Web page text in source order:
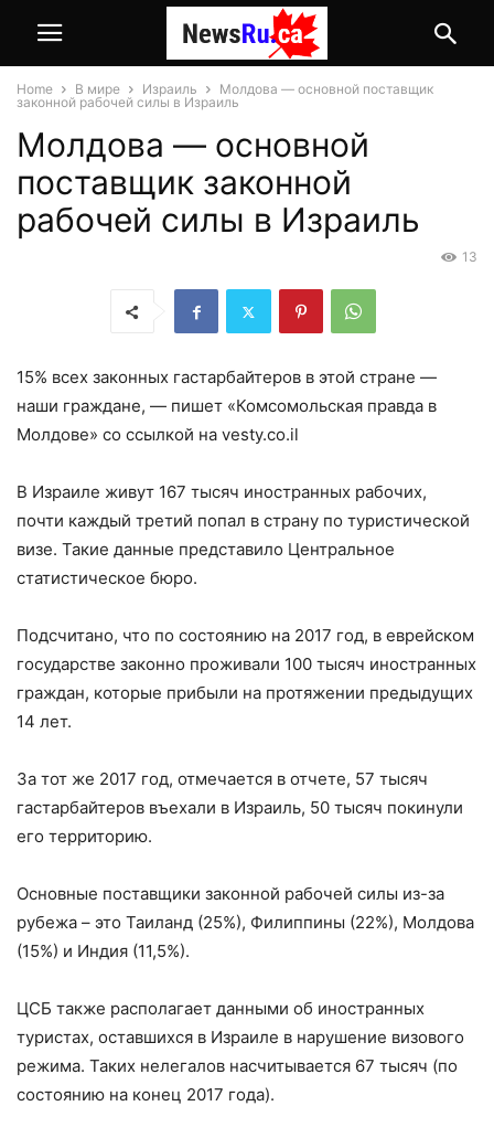
Home В мире Израиль
Молдова — основной поставщик
законной рабочей силы в Израиль
Молдова — основной
поставщик законной
рабочей силы в Израиль
13
15% всех законных гастарбайтеров в этой стране —
наши граждане, — пишет «Комсомольская правда в
Молдове» со ссылкой на vesty.co.il
В Израиле живут 167 тысяч иностранных рабочих,
почти каждый третий попал в страну по туристической
визе. Такие данные представило Центральное
статистическое бюро.
Подсчитано, что по состоянию на 2017 год, в еврейском
государстве законно проживали 100 тысяч иностранных
граждан, которые прибыли на протяжении предыдущих
14 лет.
За тот же 2017 год, отмечается в отчете, 57 тысяч
гастарбайтеров въехали в Израиль, 50 тысяч покинули
его территорию.
Основные поставщики законной рабочей силы из-за
рубежа – это Таиланд (25%), Филиппины (22%), Молдова
(15%) и Индия (11,5%).
ЦСБ также располагает данными об иностранных
туристах, оставшихся в Израиле в нарушение визового
режима. Таких нелегалов насчитывается 67 тысяч (по
состоянию на конец 2017 года).